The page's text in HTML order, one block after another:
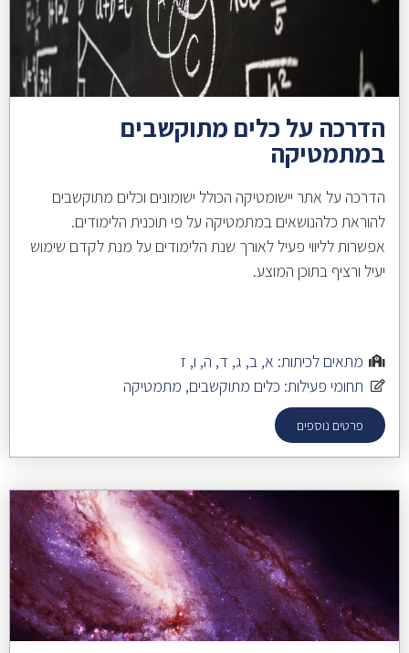
הדרכה על כלים מתוקשבים
במתמטיקה
הדרכה על אתר יישומטיקה הכולל ישומונים וכלים מתוקשבים
להוראת כלהנושאים במתמטיקה על פי תוכנית הלימודים.
אפשרות לליווי פעיל לאורך שנת הלימודים על מנת לקדם שימוש
יעיל ורציף בתוכן המוצע.
מתאים לכיתות: א, ב, ג, ד, ה, ו, ז
תחומי פעילות: כלים מתוקשבים, מתמטיקה
פרטים נוספים